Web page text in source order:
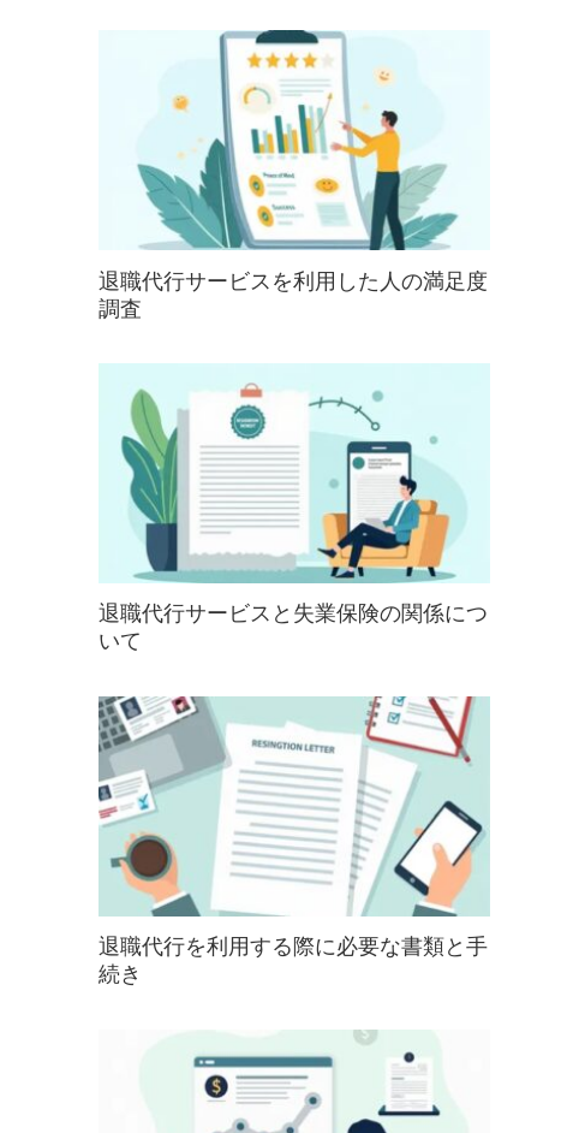
退職代行サービスを利用した人の満足度
調査
退職代行サービスと失業保険の関係につ
いて
退職代行を利用する際に必要な書類と手
続き